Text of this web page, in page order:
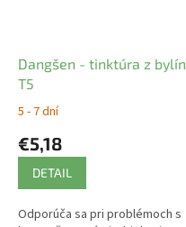
Dangšen - tinktúra z bylín
T5
5 - 7 dní
€5,18
DETAIL
Odporúča sa pri problémoch s